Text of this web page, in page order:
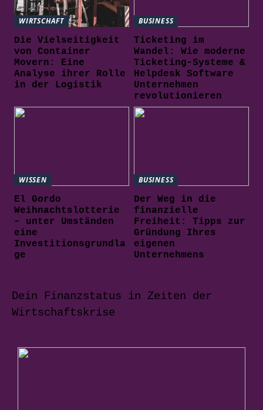
WIRTSCHAFT
Die Vielseitigkeit
von Container
Movern: Eine
Analyse ihrer Rolle
in der Logistik
BUSINESS
Ticketing im
Wandel: Wie moderne
Ticketing-Systeme &
Helpdesk Software
Unternehmen
revolutionieren
WISSEN
El Gordo
Weihnachtslotterie
– unter Umständen
eine
Investitionsgrundla
ge
BUSINESS
Der Weg in die
finanzielle
Freiheit: Tipps zur
Gründung Ihres
eigenen
Unternehmens
Dein Finanzstatus in Zeiten der
Wirtschaftskrise